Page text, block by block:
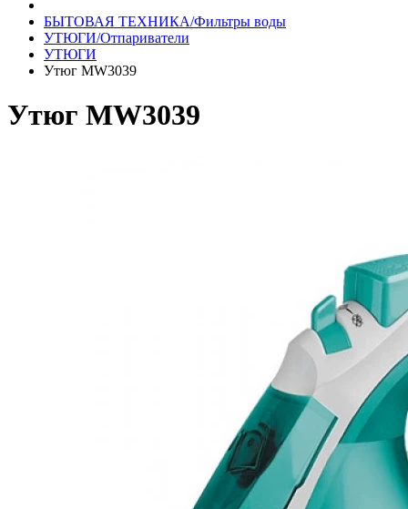
БЫТОВАЯ ТЕХНИКА/Фильтры воды
УТЮГИ/Отпариватели
УТЮГИ
Утюг MW3039
Утюг MW3039